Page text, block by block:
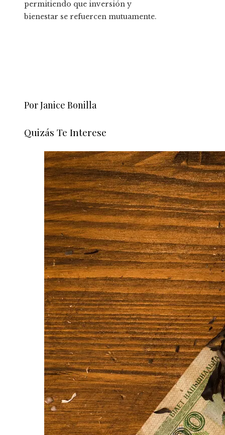
permitiendo que inversión y
bienestar se refuercen mutuamente.
Por Janice Bonilla
Quizás Te Interese